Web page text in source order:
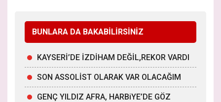
BUNLARA DA BAKABİLİRSİNİZ
KAYSERİ’DE İZDİHAM DEĞİL,REKOR VARDI
SON ASSOLİST OLARAK VAR OLACAĞIM
GENÇ YILDIZ AFRA, HARBiYE’DE GÖZ